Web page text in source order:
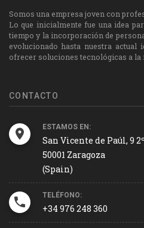
Somos una empresa joven con
Lo que inicialmente fue una idea
tiempo y la incorporación de
evolucionado hasta nuestra actual
ofrecer soluciones tecnológicas a la
CONTACTO
ESTAMOS EN:
San Vicente de Paúl, 9
50001 Zaragoza
(Spain)
TELÉFONO:
+34 976 248 360